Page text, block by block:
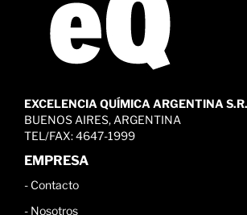
EXCELENCIA QUÍMICA ARGENTINA
BUENOS AIRES, ARGENTINA
TEL/FAX: 4647-1999
EMPRESA
- Contacto
- Nosotros